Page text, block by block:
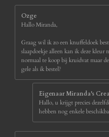
Ozge
Hallo Miranda,
Graag wil ik zo een knuffeldoek
slaapdoekje alleen kan ik deze kleur
normaal te koop bij kruidvat maar
gele als ik bestel?
Eigenaar Miranda's
Hallo, u krijgt precies
hebben nog enkele